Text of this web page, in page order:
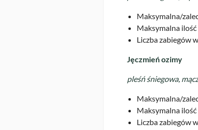
Maksymalna/
Maksymalna
Liczba zabiegów
Jęczmień ozimy
pleśń śniegowa,
Maksymalna/
Maksymalna
Liczba zabiegów